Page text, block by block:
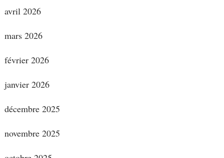
avril 2026
mars 2026
février 2026
janvier 2026
décembre 2025
novembre 2025